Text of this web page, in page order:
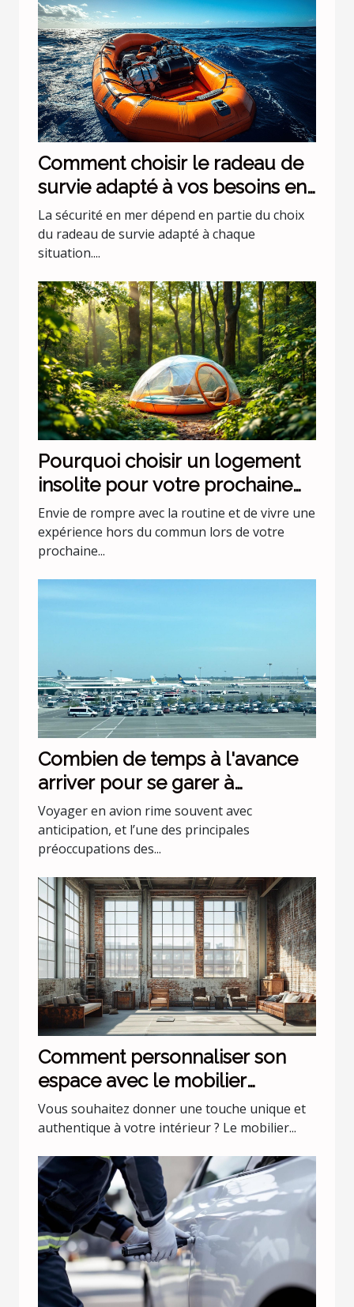
Comment choisir le radeau de
survie adapté à vos besoins en
mer ?
La sécurité en mer dépend en partie du choix
du radeau de survie adapté à chaque
situation....
Pourquoi choisir un logement
insolite pour votre prochaine
escapade ?
Envie de rompre avec la routine et de vivre une
expérience hors du commun lors de votre
prochaine...
Combien de temps à l'avance
arriver pour se garer à
l'aéroport Lyon Saint Exupéry ?
Voyager en avion rime souvent avec
anticipation, et l’une des principales
préoccupations des...
Comment personnaliser son
espace avec le mobilier
industriel ?
Vous souhaitez donner une touche unique et
authentique à votre intérieur ? Le mobilier...